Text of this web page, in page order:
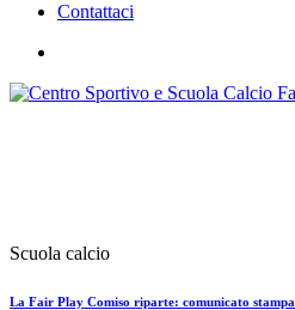
Contattaci
Scuola calcio
La Fair Play Comiso riparte: comunicato stampa